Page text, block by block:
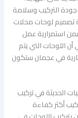
التركيب وسلامة
تصميم لوحات محلات
استمرارية عمل
اللوحات التي يتم
في عجمان ستكون
الحديثة في تركيب
أكثر كفاءة